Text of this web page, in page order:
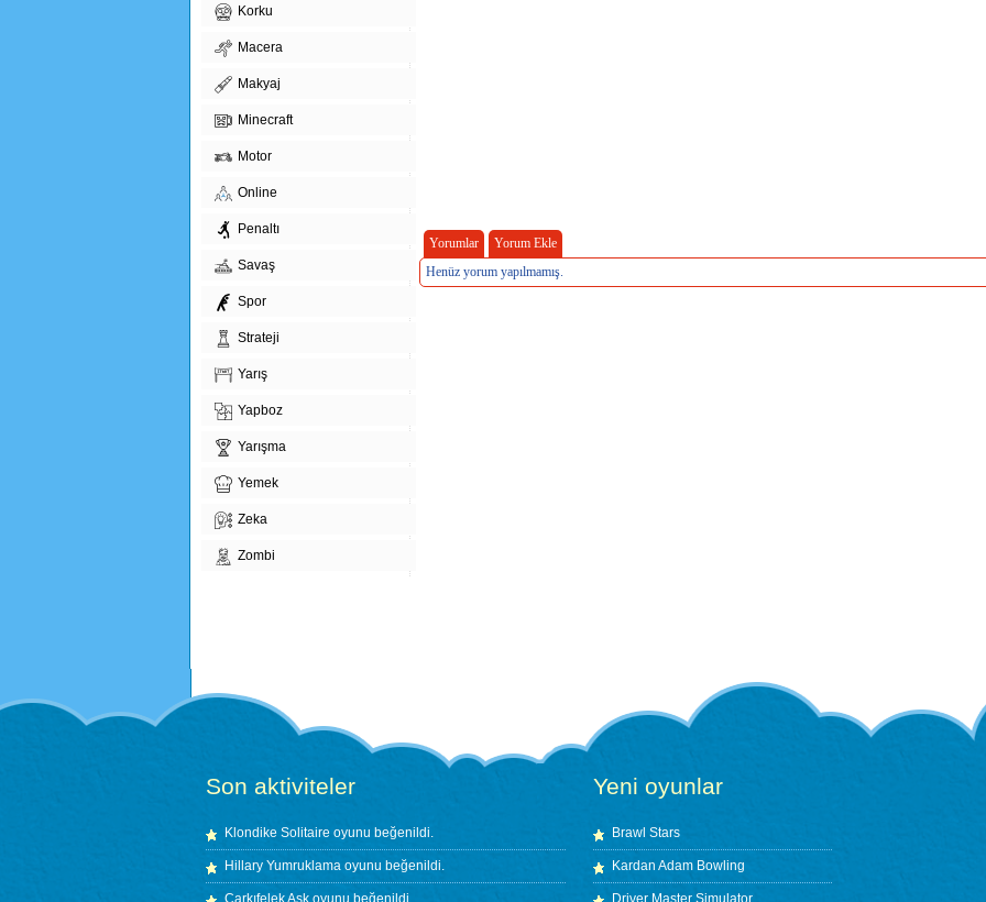
Korku
Macera
Makyaj
Minecraft
Motor
Online
Penaltı
Savaş
Spor
Strateji
Yarış
Yapboz
Yarışma
Yemek
Zeka
Zombi
Yorumlar
Yorum Ekle
Henüz yorum yapılmamış.
Son aktiviteler
Klondike Solitaire oyunu beğenildi.
Hillary Yumruklama oyunu beğenildi.
Çarkıfelek Aşk oyunu beğenildi.
Yeni oyunlar
Brawl Stars
Kardan Adam Bowling
Driver Master Simulator